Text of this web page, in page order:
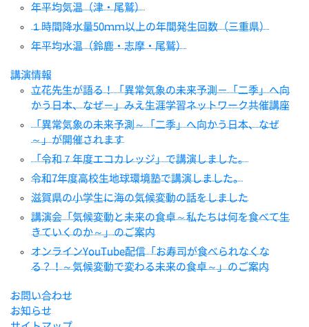
年平均気温（津・尾鷲）
１時間降水量50ｍｍ以上の年間発生回数（三重県）
年平均水温（鈴鹿・志摩・尾鷲）
講演情報
立花先生が語る！「異常気象の未来予測－「二季」へ向
かう日本、なぜ－」みえ生涯学習ネットワーク共催講座
「異常気象の未来予測～「二季」へ向かう日本、なぜ
～」が開催されます
「令和７年度エコカレッジ」で講演しました。
令和7年度高校生地球環境塾で講演しました。
滋賀県の小学生に海の気候変動の話をしました
講演会「気候変動と未来の食卓～私たちは何を食べて生
きていくのか～」のご案内
オンラインYouTube配信「お寿司が食べられなくな
る？！～気候変動で変わる未来の食卓～」のご案内
お問い合わせ
お知らせ